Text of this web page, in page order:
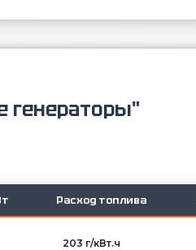
генераторы"
Расход топлива
203 г/кВт.ч